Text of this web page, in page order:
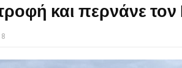
και περνάνε